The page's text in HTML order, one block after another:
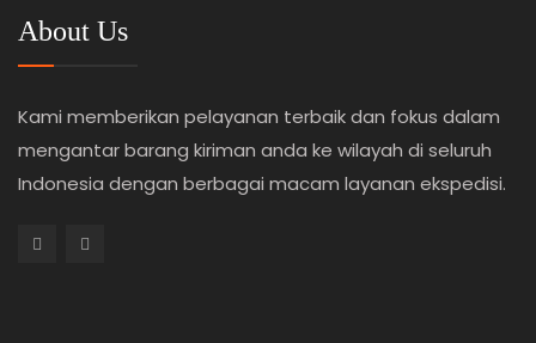
About Us
Kami memberikan pelayanan terbaik dan fokus dalam
mengantar barang kiriman anda ke wilayah di seluruh
Indonesia dengan berbagai macam layanan ekspedisi.